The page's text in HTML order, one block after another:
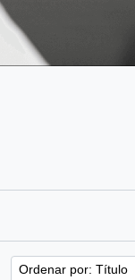
Ordenar por: Título